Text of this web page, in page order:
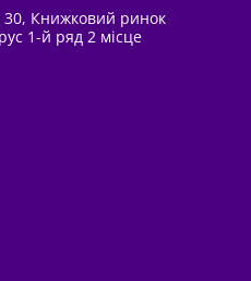
30, Книжковий ринок
1-й ряд 2 місце